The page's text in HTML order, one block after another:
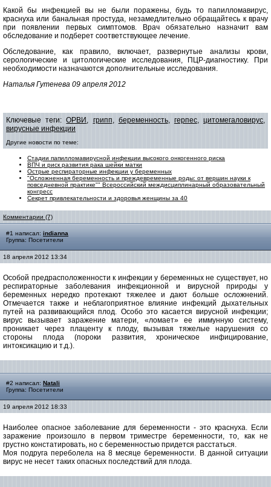
Какой бы инфекцией вы не были поражены, будь то папилломавирус,
краснуха или банальная простуда, незамедлительно обращайтесь к врачу
при появлении первых симптомов. Врач обязательно назначит вам
обследование и подберет соответствующее лечение.
Обследование, как правило, включает, развернутые анализы крови,
серологические и цитологические исследования, ПЦР-диагностику. При
необходимости назначаются дополнительные исследования.
Наталья Гутенева 09 апреля 2012
Ключевые теги:ОРВИ , грипп, беременность, герпес,цитомегаловирус,
вирусные инфекции
Другие новости по теме:
Стадии папилломавирусной инфекции высокого онкогенного риска
ВПЧ и риск развития рака шейки матки
Острые респираторные инфекции у беременных
"Осложненная беременность и преждевременные роды: от вершин науки к
повседневной практике"" Всероссийский междисциплинарный образовательный
конгресс
Секрет привлекательности и здоровья женщины за 40
Комментарии (7)
#1 написал: indianna
Группа: Посетители
18 апреля 2012 13:34
Особой предрасположенности к инфекции у беременных не существует, но
респираторные заболевания инфекционной и вирусной природы у
беременных нередко протекают тяжелее и дают больше осложнений.
Отмечается также и неблагоприятное влияние инфекций дыхательных
путей на развивающийся плод. Особо это касается вирусной инфекции;
вирус вызывает заражение матери, «ломает» ее иммунную систему,
проникает через плаценту к плоду, вызывая тяжелые нарушения со
стороны плода (пороки развития, хроническое инфицирование,
интоксикацию и т.д.).
#2 написал: Natali
Группа: Посетители
19 апреля 2012 18:33
Наиболее опасное заболевание для беременности - это краснуха. Если
заражение произошло в первом триместре беременности, то, как не
грустно констатировать, но с беременностью придется расстаться.
Моя подруга переболела на 8 месяце беременности. В данной ситуации
вирус не несет таких опасных последствий для плода.